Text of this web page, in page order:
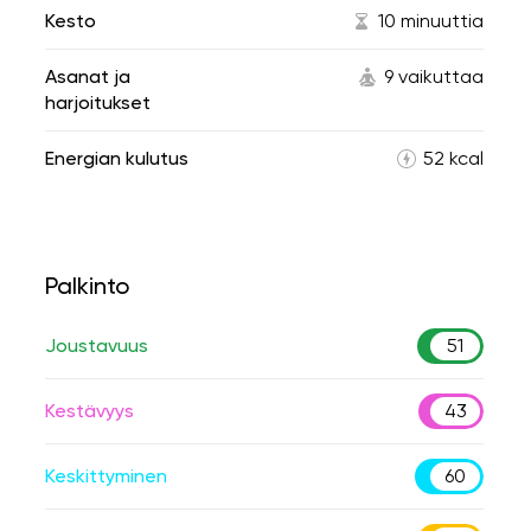
Kesto 10 minuuttia
Asanat ja
harjoitukset
9 vaikuttaa
Energian kulutus 52 kcal
Palkinto
Joustavuus 51
Kestävyys 43
Keskittyminen 60